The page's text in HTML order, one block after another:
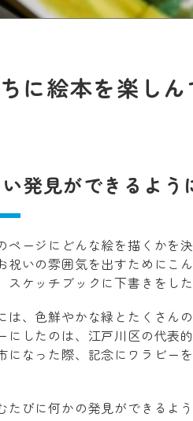
に絵本を楽し
発見ができるよ
ページにどんな絵を描くかを
祝いの雰囲気を出すために
スケッチブックに下書きをし
は、色鮮やかな緑とたくさん
にしたのは、江戸川区の代表
になった際、記念にワラビー
たびに何かの発見ができるよ